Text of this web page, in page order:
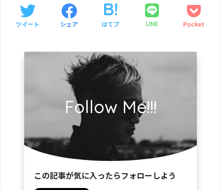
ツイート シェア はてブ LINE Pocket
Follow Me!!!
この記事が気に入ったらフォローしよう